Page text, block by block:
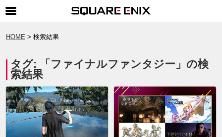
SQUARE ENIX 公式サイトメニュー
マガジン＆ブックス
ミュージック
グッズ
ストア
HOME 検索結果
タグ: 「ファイナルファンタジー」の検
索結果